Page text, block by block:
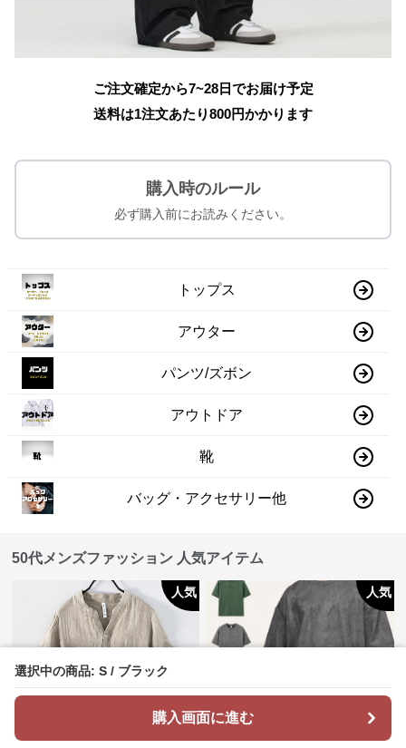
選択中の商品: S / ブラック
購入画面に進む
ご注文確定から7~28日でお届け予定
送料は1注文あたり800円かかります
購入時のルール
必ず購入前にお読みください。
トップス
アウター
パンツ/ズボン
アウトドア
靴
バッグ・アクセサリー他
50代メンズファッション 人気アイテム
人気 人気